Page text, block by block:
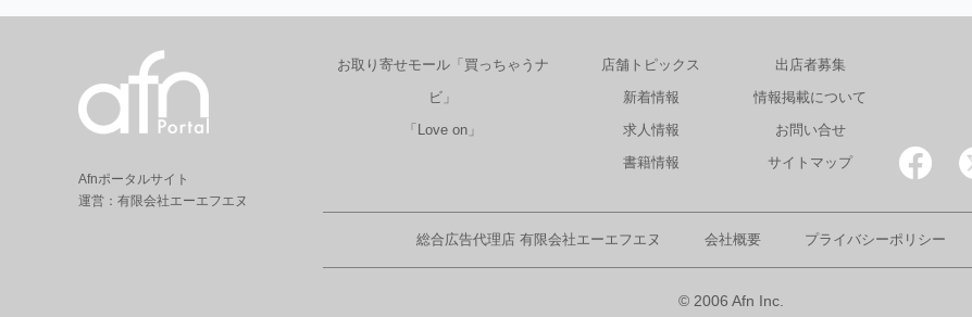
Afnポータルサイト
運営：有限会社エーエフエヌ
お取り寄せモール「買っちゃうナ
ビ」
「Love on」
店舗トピックス
新着情報
求人情報
書籍情報
出店者募集
情報掲載について
お問い合せ
サイトマップ
総合広告代理店 有限会社エーエフエヌ 会社概要 プライバシーポリシー
© 2006 Afn Inc.